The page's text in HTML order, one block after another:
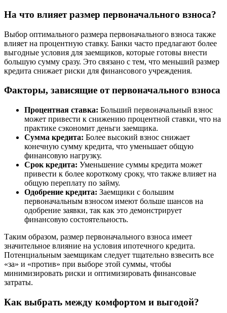
На что влияет размер первоначального взноса?
Выбор оптимального размера первоначального взноса также
влияет на процентную ставку. Банки часто предлагают более
выгодные условия для заемщиков, которые готовы внести
большую сумму сразу. Это связано с тем, что меньший размер
кредита снижает риски для финансового учреждения.
Факторы, зависящие от первоначального взноса
Процентная ставка: Больший первоначальный взнос
может привести к снижению процентной ставки, что на
практике сэкономит деньги заемщика.
Сумма кредита: Более высокий взнос снижает
конечную сумму кредита, что уменьшает общую
финансовую нагрузку.
Срок кредита: Уменьшение суммы кредита может
привести к более короткому сроку, что также влияет на
общую переплату по займу.
Одобрение кредита: Заемщики с большим
первоначальным взносом имеют больше шансов на
одобрение заявки, так как это демонстрирует
финансовую состоятельность.
Таким образом, размер первоначального взноса имеет
значительное влияние на условия ипотечного кредита.
Потенциальным заемщикам следует тщательно взвесить все
«за» и «против» при выборе этой суммы, чтобы
минимизировать риски и оптимизировать финансовые
затраты.
Как выбрать между комфортом и выгодой?